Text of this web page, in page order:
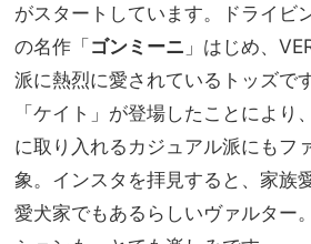
がスタートしています。ドライビ
の名作「ゴンミーニ 」はじめ、
派に熱烈に愛されているトッズで
「ケイト」が登場したことにより
に取り入れるカジュアル派にもフ
象。インスタを拝見すると、家族
愛犬家でもあるらしいヴァルター